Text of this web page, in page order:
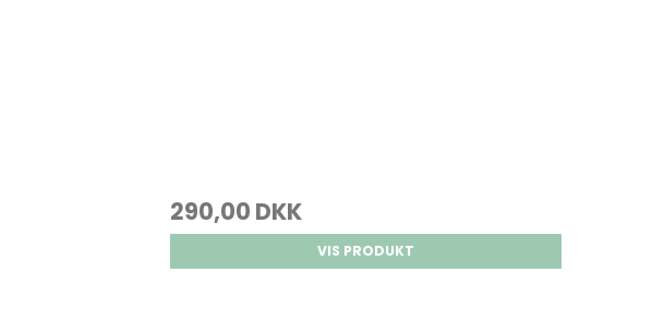
290,00 DKK
VIS PRODUKT